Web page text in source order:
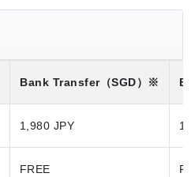
Bank Transfer（SGD）※
1,980 JPY
FREE